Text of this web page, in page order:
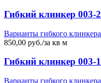
Гибкий клинкер 003-2
Варианты гибкого клинкера
850,00 руб./за кв м
Гибкий клинкер 003-1
Варианты гибкого клинкера